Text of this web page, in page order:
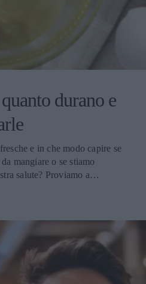
durano e
e in che modo capire se
mangiare o se stiamo
salute? Proviamo a